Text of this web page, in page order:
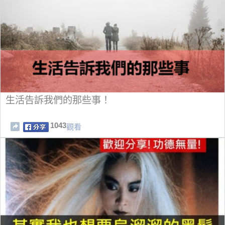
生活告訴我們的那些事！
1043觀看